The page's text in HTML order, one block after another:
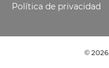
Política de privacidad
© 2026